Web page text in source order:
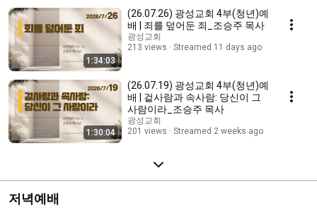
1:34:03
(26.07.26) 광성교회 4부(청년)예
배 | 죄를 덮어둔 죄_조승주 목사
광성교회
213 views
Streamed 11 days ago
1:30:04
(26.07.19) 광성교회 4부(청년)예
배 | 겉사람과 속사람: 당신이 그
사람이라_조승주 목사
광성교회
201 views
Streamed 2 weeks ago
저녁예배